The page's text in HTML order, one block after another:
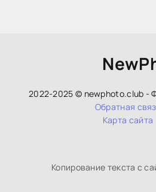
2022-2025 © newphoto.club -
Обратная
Карта сайта
Копирование текста с